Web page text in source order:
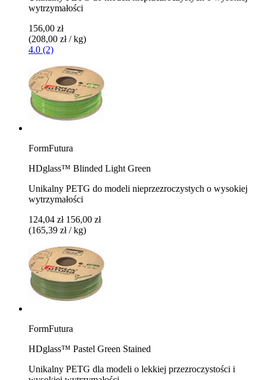
wytrzymałości
156,00 zł
(208,00 zł / kg)
4.0 (2)
FormFutura
HDglass™ Blinded Light Green
Unikalny PETG do modeli nieprzezroczystych o wysokiej
wytrzymałości
124,04 zł 156,00 zł
(165,39 zł / kg)
FormFutura
HDglass™ Pastel Green Stained
Unikalny PETG dla modeli o lekkiej przezroczystości i